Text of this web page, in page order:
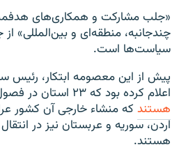
«جلب مشارکت و همکاری‌های هدفمند
چندجانبه، منطقه‌ای و بین‌المللی» از
سیاست‌ها است.
پیش از این معصومه ابتکار، رئیس
اعلام کرده بود که ۲۳ استان در فصول مختلف
هستند که منشاء خارجی آن کشور
اردن، سوریه و عربستان نیز در
هستند.